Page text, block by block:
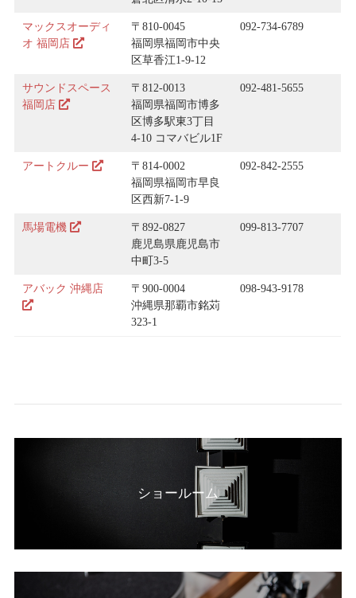
マックスオーディ
オ 福岡店
〒810-0045
福岡県福岡市中央
区草香江1-9-12
092-734-6789
サウンドスペース
福岡店
〒812-0013
福岡県福岡市博多
区博多駅東3丁目
4-10 コマバビル1F
092-481-5655
アートクルー
〒814-0002
福岡県福岡市早良
区西新7-1-9
092-842-2555
馬場電機
〒892-0827
鹿児島県鹿児島市
中町3-5
099-813-7707
アバック 沖縄店
〒900-0004
沖縄県那覇市銘苅
323-1
098-943-9178
ショールーム